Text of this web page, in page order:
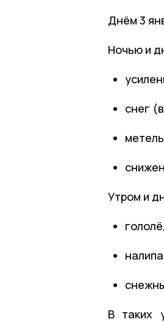
Днём 3
Ночью и
снег (в
Утром и
В таких